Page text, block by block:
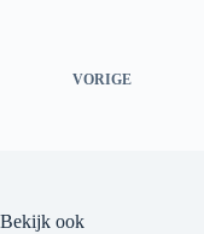
VORIGE
Bekijk ook